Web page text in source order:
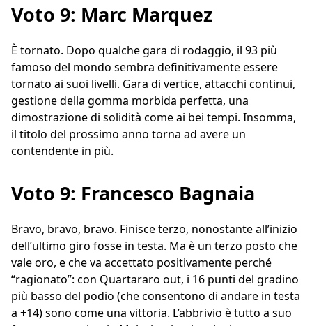
Voto 9: Marc Marquez
È tornato. Dopo qualche gara di rodaggio, il 93 più
famoso del mondo sembra definitivamente essere
tornato ai suoi livelli. Gara di vertice, attacchi continui,
gestione della gomma morbida perfetta, una
dimostrazione di solidità come ai bei tempi. Insomma,
il titolo del prossimo anno torna ad avere un
contendente in più.
Voto 9: Francesco Bagnaia
Bravo, bravo, bravo. Finisce terzo, nonostante all’inizio
dell’ultimo giro fosse in testa. Ma è un terzo posto che
vale oro, e che va accettato positivamente perché
“ragionato”: con Quartararo out, i 16 punti del gradino
più basso del podio (che consentono di andare in testa
a +14) sono come una vittoria. L’abbrivio è tutto a suo